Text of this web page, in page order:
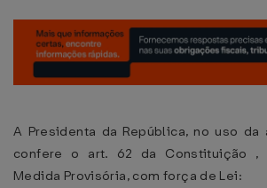
A Presidenta da República, no uso
confere o art. 62 da Constituição ,
Medida Provisória, com força de Lei: